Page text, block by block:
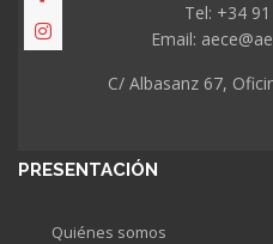
Tel: +34
Email:
C/ Albasanz 67,
PRESENTACIÓN
Quiénes somos